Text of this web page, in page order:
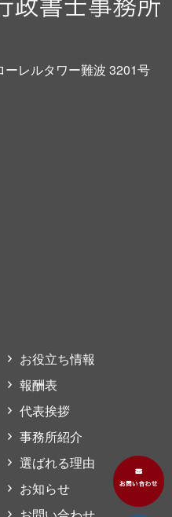
レルタワー難波 3201号
お役立ち情報
報酬表
代表挨拶
事務所紹介
選ばれる理由
お知らせ